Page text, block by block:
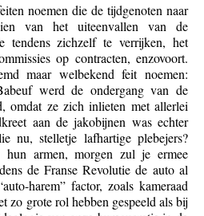
noemen die de tijdgenoten naar
van het uiteenvallen van de
tendens zichzelf te verrijken, het
op contracten, enzovoort.
maar welbekend feit noemen:
werd de ondergang van de
omdat ze zich inlieten met allerlei
aan de jakobijnen was echter
nu, stelletje lafhartige plebejers?
armen, morgen zul je ermee
de Franse Revolutie de auto al
harem” factor, zoals kameraad
zo grote rol hebben gespeeld als bij